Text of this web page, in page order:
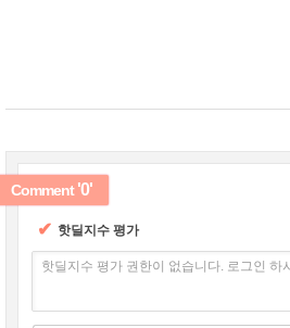
✔ 핫딜지수 평가
핫딜지수 평가 권한이 없습니다. 로그인 하
Comment'0'